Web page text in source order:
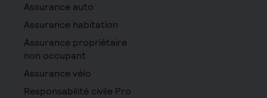
Assurance auto
Assurance habitation
Assurance propriétaire
non occupant
Assurance vélo
Responsabilité civile Pro